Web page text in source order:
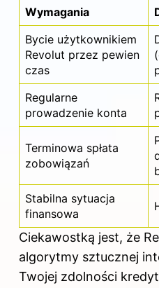
Wymagania
Bycie użytkownikiem
Revolut przez pewien
czas
Regularne
prowadzenie konta
Terminowa spłata
zobowiązań
Stabilna sytuacja
finansowa
Ciekawostką jest, że
algorytmy sztucznej
Twojej zdolności